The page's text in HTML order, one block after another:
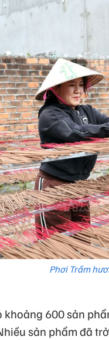
Phơi Trầm
khoảng 600 sản
sản phẩm đã